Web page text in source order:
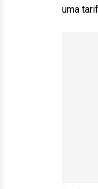
uma